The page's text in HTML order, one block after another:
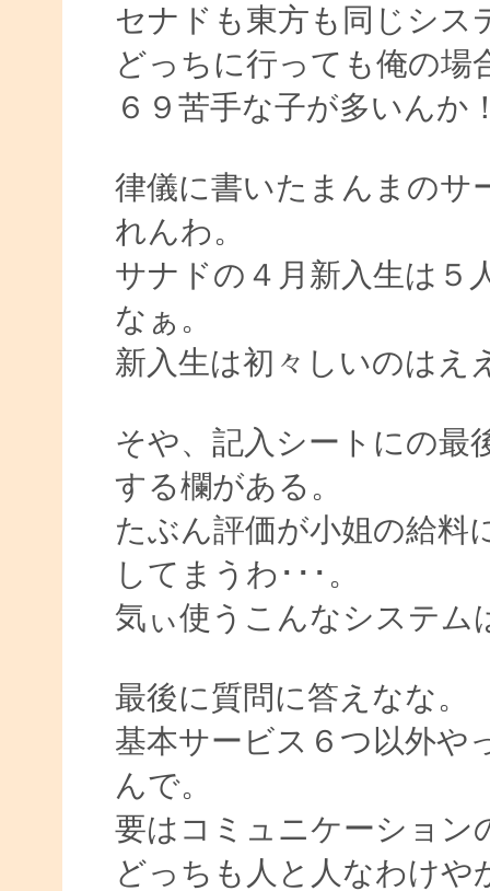
セナドも東方も同じシス
どっちに行っても俺の場
６９苦手な子が多いんか
律儀に書いたまんまのサ
れんわ。
サナドの４月新入生は５
なぁ。
新入生は初々しいのはえ
そや、記入シートにの最
する欄がある。
たぶん評価が小姐の給料
してまうわ･･･。
気ぃ使うこんなシステム
最後に質問に答えなな。
基本サービス６つ以外や
んで。
要はコミュニケーション
どっちも人と人なわけ